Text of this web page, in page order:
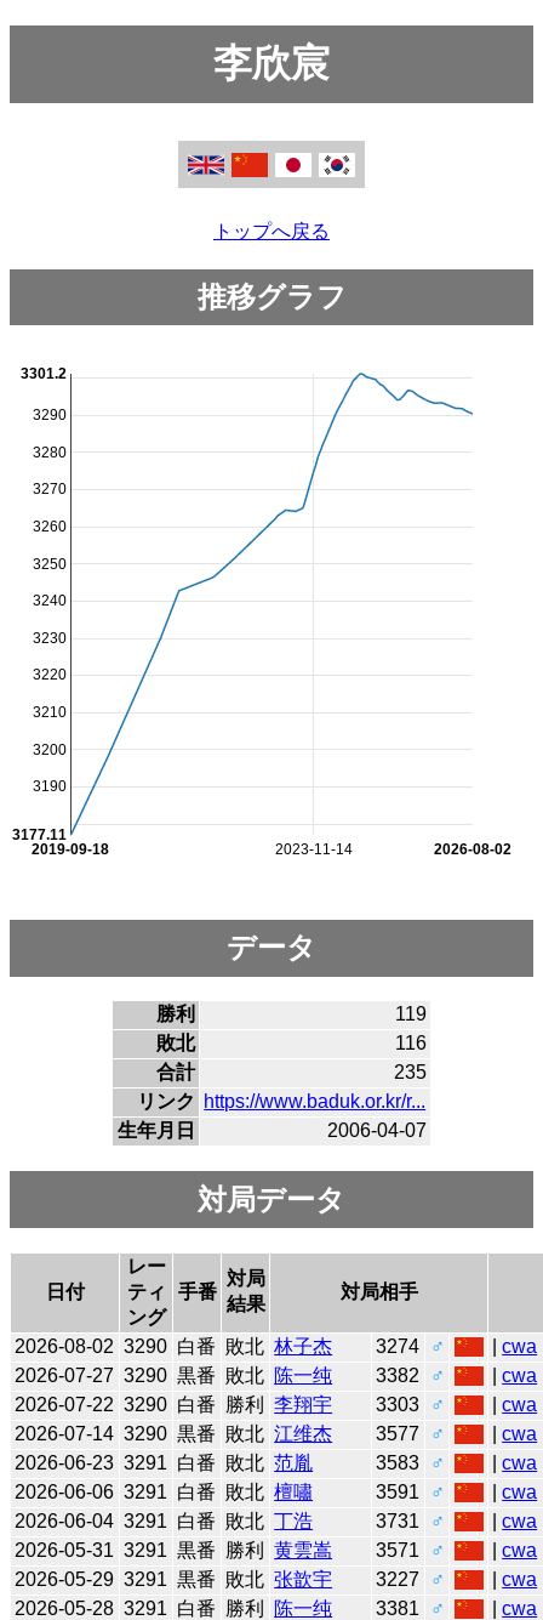
李欣宸
トップへ戻る
推移グラフ
2023-11-14
2019-09-18 2026-08-02
3190
3200
3210
3220
3230
3240
3250
3260
3270
3280
3290
3177.11
3301.2
データ
勝利
119
敗北
116
合計
235
リンク
https://www.baduk.or.kr/r...
生年月日
2006-04-07
対局データ
日付
レー
ティ
ング
手番
対局
結果
対局相手
2026-08-02 3290 白番 敗北 林子杰 3274 ♂ |cwa
2026-07-27 3290 黒番 敗北 陈一纯 3382 ♂ |cwa
2026-07-22 3290 白番 勝利 李翔宇 3303 ♂ |cwa
2026-07-14 3290 黒番 敗北 江维杰 3577 ♂ |cwa
2026-06-23 3291 白番 敗北 范胤 3583 ♂ |cwa
2026-06-06 3291 白番 敗北 檀嘯 3591 ♂ |cwa
2026-06-04 3291 白番 敗北 丁浩 3731 ♂ |cwa
2026-05-31 3291 黒番 勝利 黄雲嵩 3571 ♂ |cwa
2026-05-29 3291 黒番 敗北 张歆宇 3227 ♂ |cwa
2026-05-28 3291 白番 勝利 陈一纯 3381 ♂ |cwa